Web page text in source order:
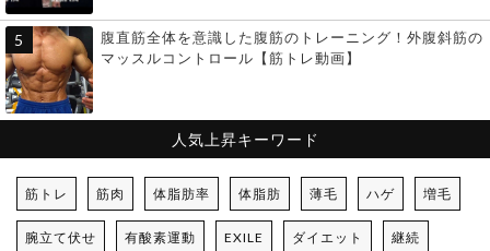
腹直筋全体を意識した腹筋のトレーニング！外腹斜筋の
マッスルコントロール【筋トレ動画】
人気上昇キーワード
筋トレ 筋肉 体脂肪率 体脂肪 薄毛 ハゲ 増毛
腕立て伏せ 有酸素運動 EXILE ダイエット 継続